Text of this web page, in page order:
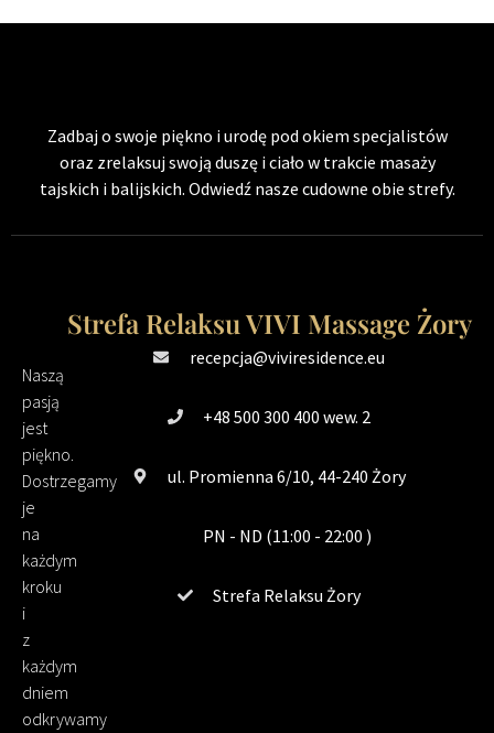
Zadbaj o swoje piękno i urodę pod okiem specjalistów
oraz zrelaksuj swoją duszę i ciało w trakcie masaży
tajskich i balijskich. Odwiedź nasze cudowne obie strefy.
Naszą
pasją
jest
piękno.
Dostrzegamy
je
na
każdym
kroku
i
z
każdym
dniem
odkrywamy
Strefa Relaksu VIVI Massage Żory
recepcja@viviresidence.eu
+48 500 300 400 wew. 2
ul. Promienna 6/10, 44-240 Żory
PN - ND (11:00 - 22:00 )
Strefa Relaksu Żory